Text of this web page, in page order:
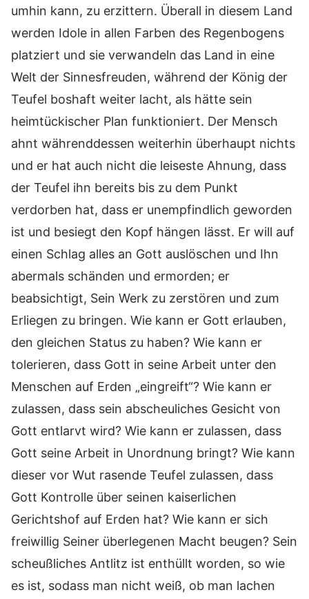
umhin kann, zu erzittern. Überall in diesem Land
werden Idole in allen Farben des Regenbogens
platziert und sie verwandeln das Land in eine
Welt der Sinnesfreuden, während der König der
Teufel boshaft weiter lacht, als hätte sein
heimtückischer Plan funktioniert. Der Mensch
ahnt währenddessen weiterhin überhaupt nichts
und er hat auch nicht die leiseste Ahnung, dass
der Teufel ihn bereits bis zu dem Punkt
verdorben hat, dass er unempfindlich geworden
ist und besiegt den Kopf hängen lässt. Er will auf
einen Schlag alles an Gott auslöschen und Ihn
abermals schänden und ermorden; er
beabsichtigt, Sein Werk zu zerstören und zum
Erliegen zu bringen. Wie kann er Gott erlauben,
den gleichen Status zu haben? Wie kann er
tolerieren, dass Gott in seine Arbeit unter den
Menschen auf Erden „eingreift“? Wie kann er
zulassen, dass sein abscheuliches Gesicht von
Gott entlarvt wird? Wie kann er zulassen, dass
Gott seine Arbeit in Unordnung bringt? Wie kann
dieser vor Wut rasende Teufel zulassen, dass
Gott Kontrolle über seinen kaiserlichen
Gerichtshof auf Erden hat? Wie kann er sich
freiwillig Seiner überlegenen Macht beugen? Sein
scheußliches Antlitz ist enthüllt worden, so wie
es ist, sodass man nicht weiß, ob man lachen